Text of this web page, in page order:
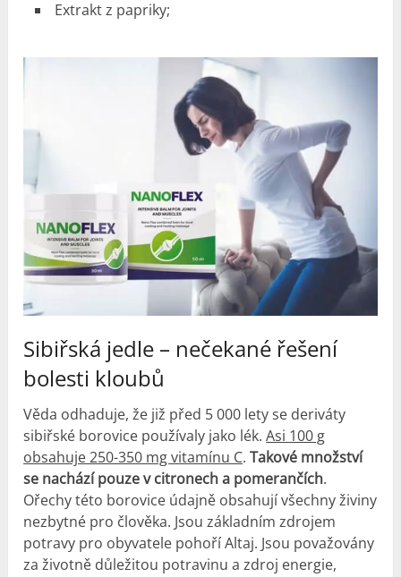
Extrakt z papriky;
Sibiřská jedle – nečekané řešení
bolesti kloubů
Věda odhaduje, že již před 5 000 lety se deriváty
sibiřské borovice používaly jako lék.Asi 100 g
obsahuje 250-350 mg vitamínu C.Takové množství
se nachází pouze v citronech a pomerančích.
Ořechy této borovice údajně obsahují všechny živiny
nezbytné pro člověka. Jsou základním zdrojem
potravy pro obyvatele pohoří Altaj. Jsou považovány
za životně důležitou potravinu a zdroj energie,